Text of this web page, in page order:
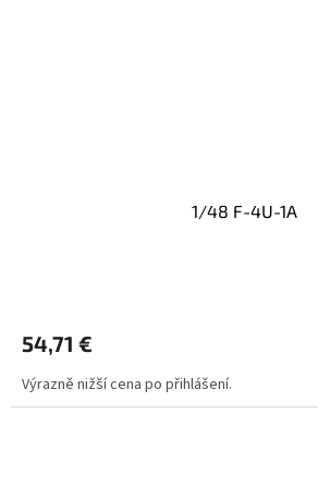
1/48 F-4U-1A
54,71 €
Výrazně nižší cena po přihlášení.